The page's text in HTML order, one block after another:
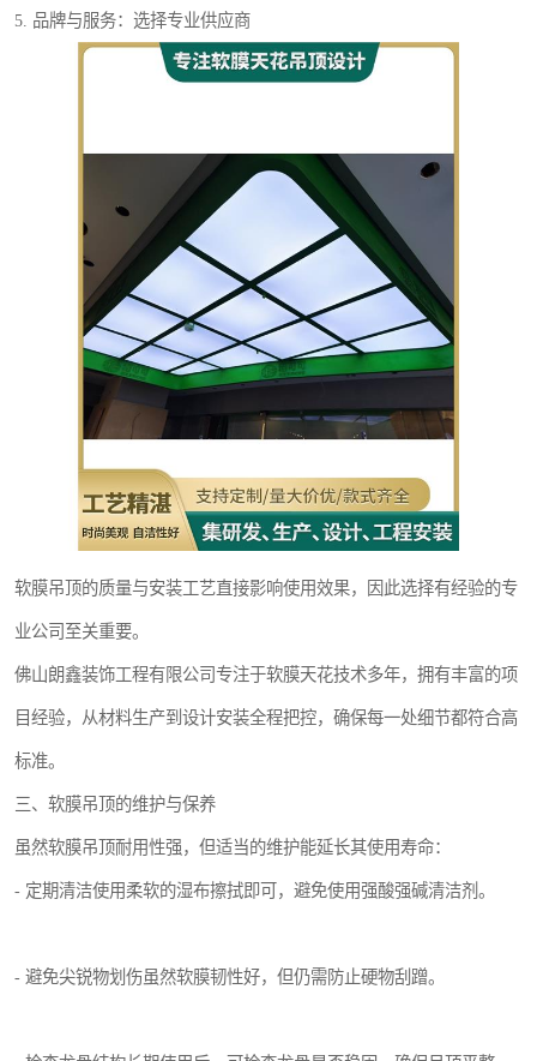
5. 品牌与服务：选择专业供应商
软膜吊顶的质量与安装工艺直接影响使用效果，因此选择有经验的专
业公司至关重要。
佛山朗鑫装饰工程有限公司专注于软膜天花技术多年，拥有丰富的项
目经验，从材料生产到设计安装全程把控，确保每一处细节都符合高
标准。
三、软膜吊顶的维护与保养
虽然软膜吊顶耐用性强，但适当的维护能延长其使用寿命：
- 定期清洁使用柔软的湿布擦拭即可，避免使用强酸强碱清洁剂。
- 避免尖锐物划伤虽然软膜韧性好，但仍需防止硬物刮蹭。